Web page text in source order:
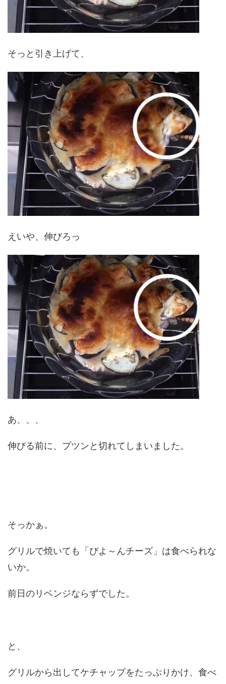
そっと引き上げて、
えいや、伸びろっ
あ、、、
伸びる前に、プツンと切れてしまいました。
そっかぁ。
グリルで焼いても「びよ～んチーズ」は食べられな
いか。
前日のリベンジならずでした。
と、
グリルから出してケチャップをたっぷりかけ、食べ